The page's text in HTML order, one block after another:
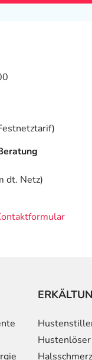
dt. Netz)
Hustenlöser